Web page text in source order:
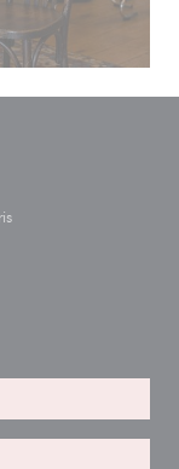
((abre en una nueva